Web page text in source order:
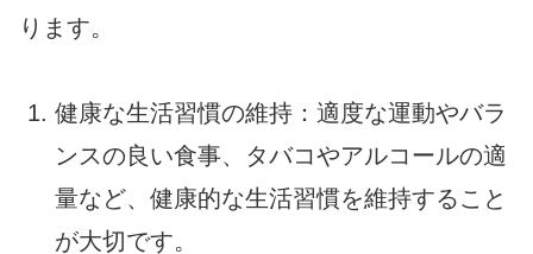
ります。
健康な生活習慣の維持：適度な運動やバラ
ンスの良い食事、タバコやアルコールの適
量など、健康的な生活習慣を維持すること
が大切です。